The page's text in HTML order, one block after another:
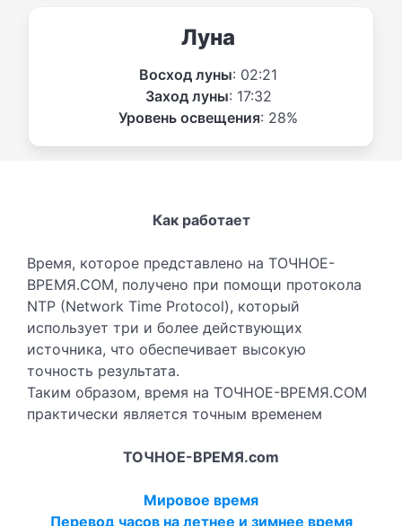
Луна
Восход луны: 02:21
Заход луны: 17:32
Уровень освещения: 28%
Как работает
Время, которое представлено на ТОЧНОЕ-
ВРЕМЯ.COM, получено при помощи протокола
NTP (Network Time Protocol), который
использует три и более действующих
источника, что обеспечивает высокую
точность результата.
Таким образом, время на ТОЧНОЕ-ВРЕМЯ.COM
практически является точным временем
ТОЧНОЕ-ВРЕМЯ.com
Мировое время
Перевод часов на летнее и зимнее время